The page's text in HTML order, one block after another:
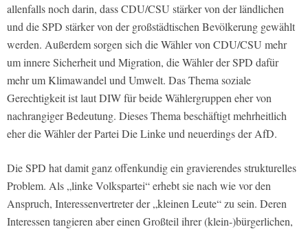
allenfalls noch darin, dass CDU/CSU stärker von der ländlichen
und die SPD stärker von der großstädtischen Bevölkerung gewählt
werden. Außerdem sorgen sich die Wähler von CDU/CSU mehr
um innere Sicherheit und Migration, die Wähler der SPD dafür
mehr um Klimawandel und Umwelt. Das Thema soziale
Gerechtigkeit ist laut DIW für beide Wählergruppen eher von
nachrangiger Bedeutung. Dieses Thema beschäftigt mehrheitlich
eher die Wähler der Partei Die Linke und neuerdings der AfD.
Die SPD hat damit ganz offenkundig ein gravierendes strukturelles
Problem. Als „linke Volkspartei“ erhebt sie nach wie vor den
Anspruch, Interessenvertreter der „kleinen Leute“ zu sein. Deren
Interessen tangieren aber einen Großteil ihrer (klein-)bürgerlichen,